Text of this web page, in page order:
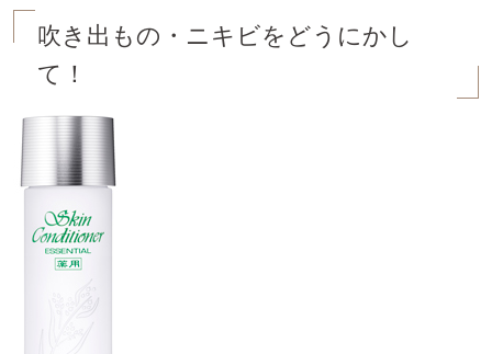
吹き出もの・ニキビをどうにかし
て！